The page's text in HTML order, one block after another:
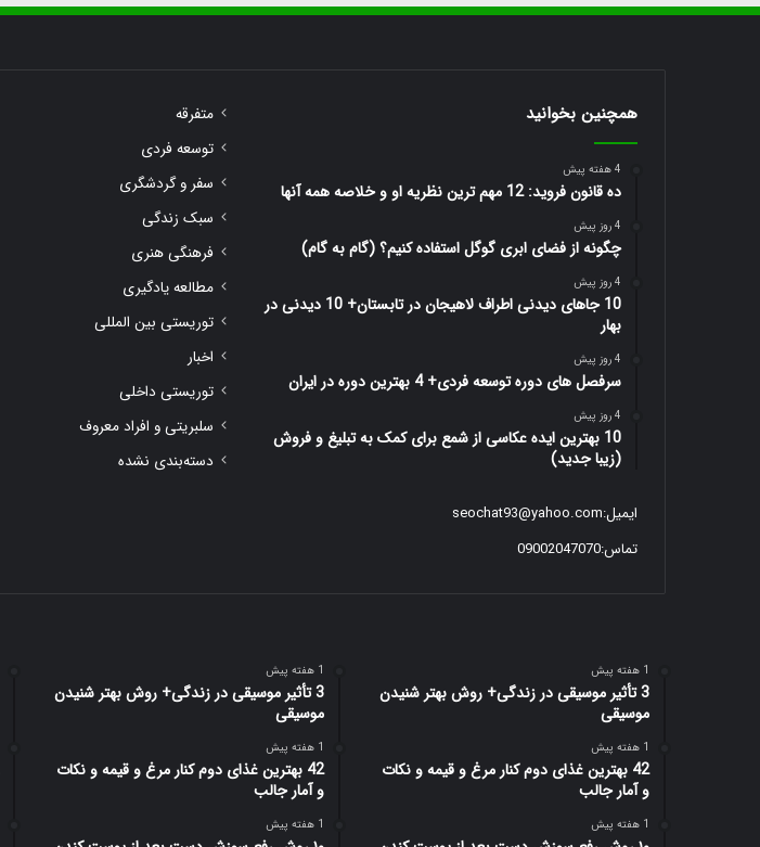
همچنین بخوانید
4 هفته پیش
ده قانون فروید: 12 مهم ترین نظریه او و خلاصه همه آنها
4 روز پیش
چگونه از فضای ابری گوگل استفاده کنیم؟ (گام به گام)
4 روز پیش
10 جاهای دیدنی اطراف لاهیجان در تابستان+ 10 دیدنی در
بهار
4 روز پیش
سرفصل های دوره توسعه فردی+ 4 بهترین دوره در ایران
4 روز پیش
10 بهترین ایده عکاسی از شمع برای کمک به تبلیغ و فروش
(زیبا جدید)
ایمیل:seochat93@yahoo.com
تماس:09002047070
متفرقه
توسعه فردی
سفر و گردشگری
سبک زندگی
فرهنگی هنری
مطالعه یادگیری
توریستی بین المللی
اخبار
توریستی داخلی
سلبریتی و افراد معروف
دسته‌بندی نشده
1 هفته پیش
3 تأثیر موسیقی در زندگی+ روش بهتر شنیدن
موسیقی
1 هفته پیش
42 بهترین غذای دوم کنار مرغ و قیمه و نکات
و آمار جالب
1 هفته پیش
1 هفته پیش
3 تأثیر موسیقی در زندگی+ روش بهتر شنیدن
موسیقی
1 هفته پیش
42 بهترین غذای دوم کنار مرغ و قیمه و نکات
و آمار جالب
1 هفته پیش